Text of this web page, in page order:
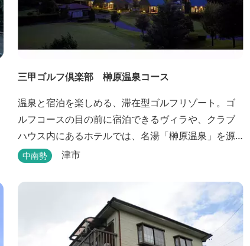
三甲ゴルフ倶楽部 榊原温泉コース
温泉と宿泊を楽しめる、滞在型ゴルフリゾート。ゴ
ルフコースの目の前に宿泊できるヴィラや、クラブ
ハウス内にあるホテルでは、名湯「榊原温泉」を源
泉かけ流しで堪能できます。
中南勢 津市